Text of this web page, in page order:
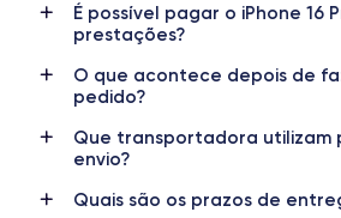
RAM
Nome do CPU
GPU de 6 núcleos Sub-6
É possível pagar o iPhone 16
prestações?
O que acontece depois de
pedido?
Que transportadora utilizam
envio?
Quais são os prazos de